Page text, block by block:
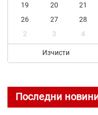
19
20 21
26
27 28
2
3 4
Изчисти
Последни